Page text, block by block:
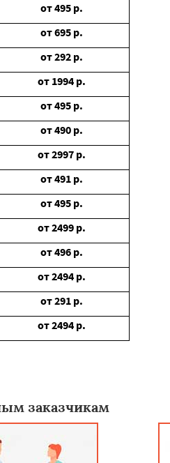
от495 р.
от695 р.
от292 р.
от 1994 р.
от495 р.
от490 р.
от2997 р.
от491 р.
от495 р.
от2499 р.
от496 р.
от2494 р.
от291 р.
от2494 р.
заказчикам